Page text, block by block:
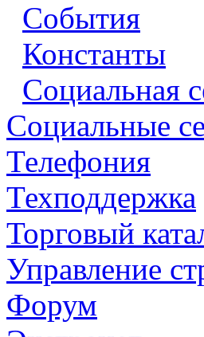
События
Константы
Социальная
Социальные
Телефония
Техподдержка
Торговый
Управление
Форум